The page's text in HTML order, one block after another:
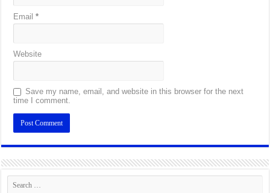
Email*
Website
Save my name, email, and website in this browser for the next
time I comment.
Alternative: